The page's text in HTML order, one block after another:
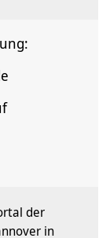
der
in